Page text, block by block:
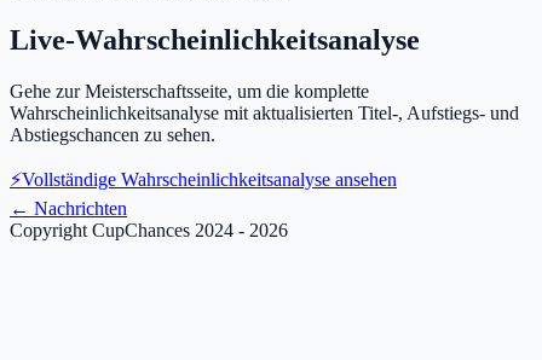
Live-Wahrscheinlichkeitsanalyse
Gehe zur Meisterschaftsseite, um die komplette
Wahrscheinlichkeitsanalyse mit aktualisierten Titel-, Aufstiegs- und
Abstiegschancen zu sehen.
⚡Vollständige Wahrscheinlichkeitsanalyse ansehen
← Nachrichten
Copyright CupChances 2024 - 2026